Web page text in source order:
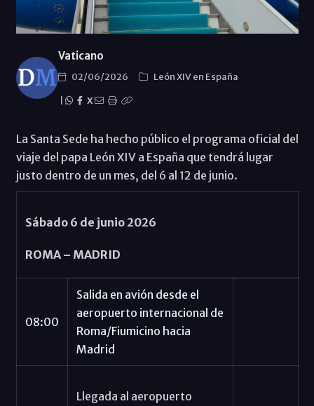
Vaticano
02/06/2026
León XIV en España
X
La Santa Sede ha hecho público el programa oficial del
viaje del papa León XIV a España que tendrá lugar
justo dentro de un mes, del 6 al 12 de junio.
Sábado 6 de junio 2026
ROMA – MADRID
08:00
Salida en avión desde el
aeropuerto internacional de
Roma/Fiumicino hacia
Madrid
Llegada al aeropuerto